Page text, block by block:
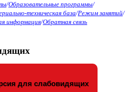
/Образовательные программы/
техническая база/Режим занятий/
информация/Обратная связь
для слабовидящих